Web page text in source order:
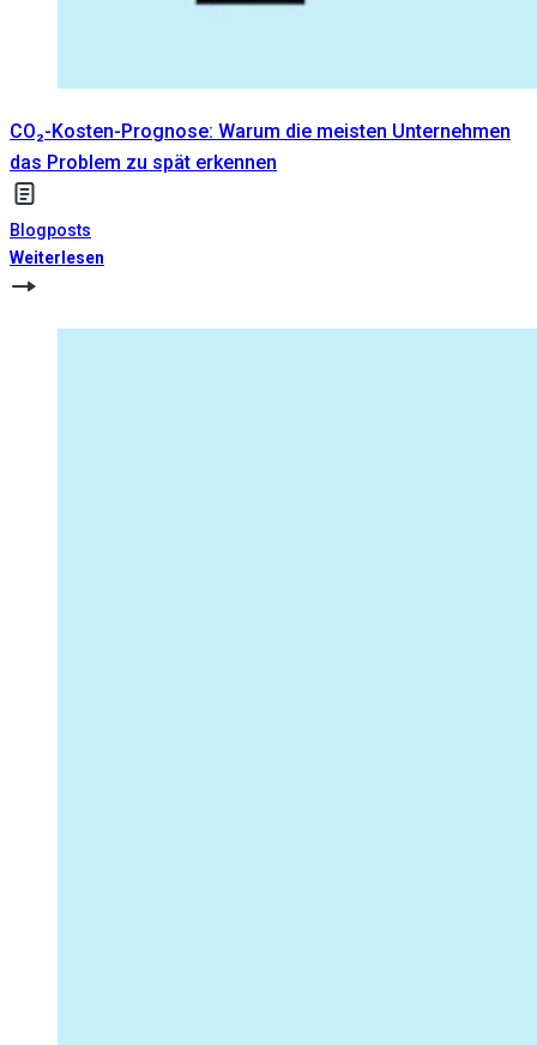
CO₂-Kosten-Prognose: Warum die meisten Unternehmen
das Problem zu spät erkennen
Blogposts
Weiterlesen